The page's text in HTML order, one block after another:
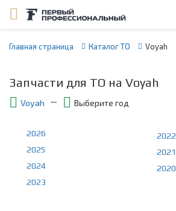
Главная страница Каталог ТО Voyah
Запчасти для ТО на Voyah
Voyah Выберите год
2026
2025
2024
2023
2022
2021
2020